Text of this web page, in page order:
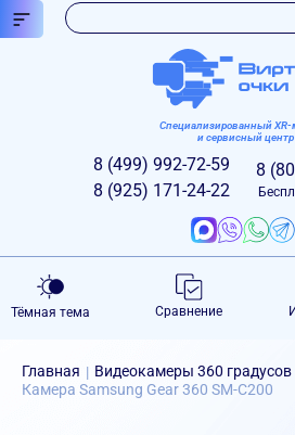
Специализированный XR-
и сервисный центр
8 (499) 992-72-59
8 (925) 171-24-22
8
Тёмная тема Сравнение
Главная | Видеокамеры 360 градусов
Камера Samsung Gear 360 SM-C200